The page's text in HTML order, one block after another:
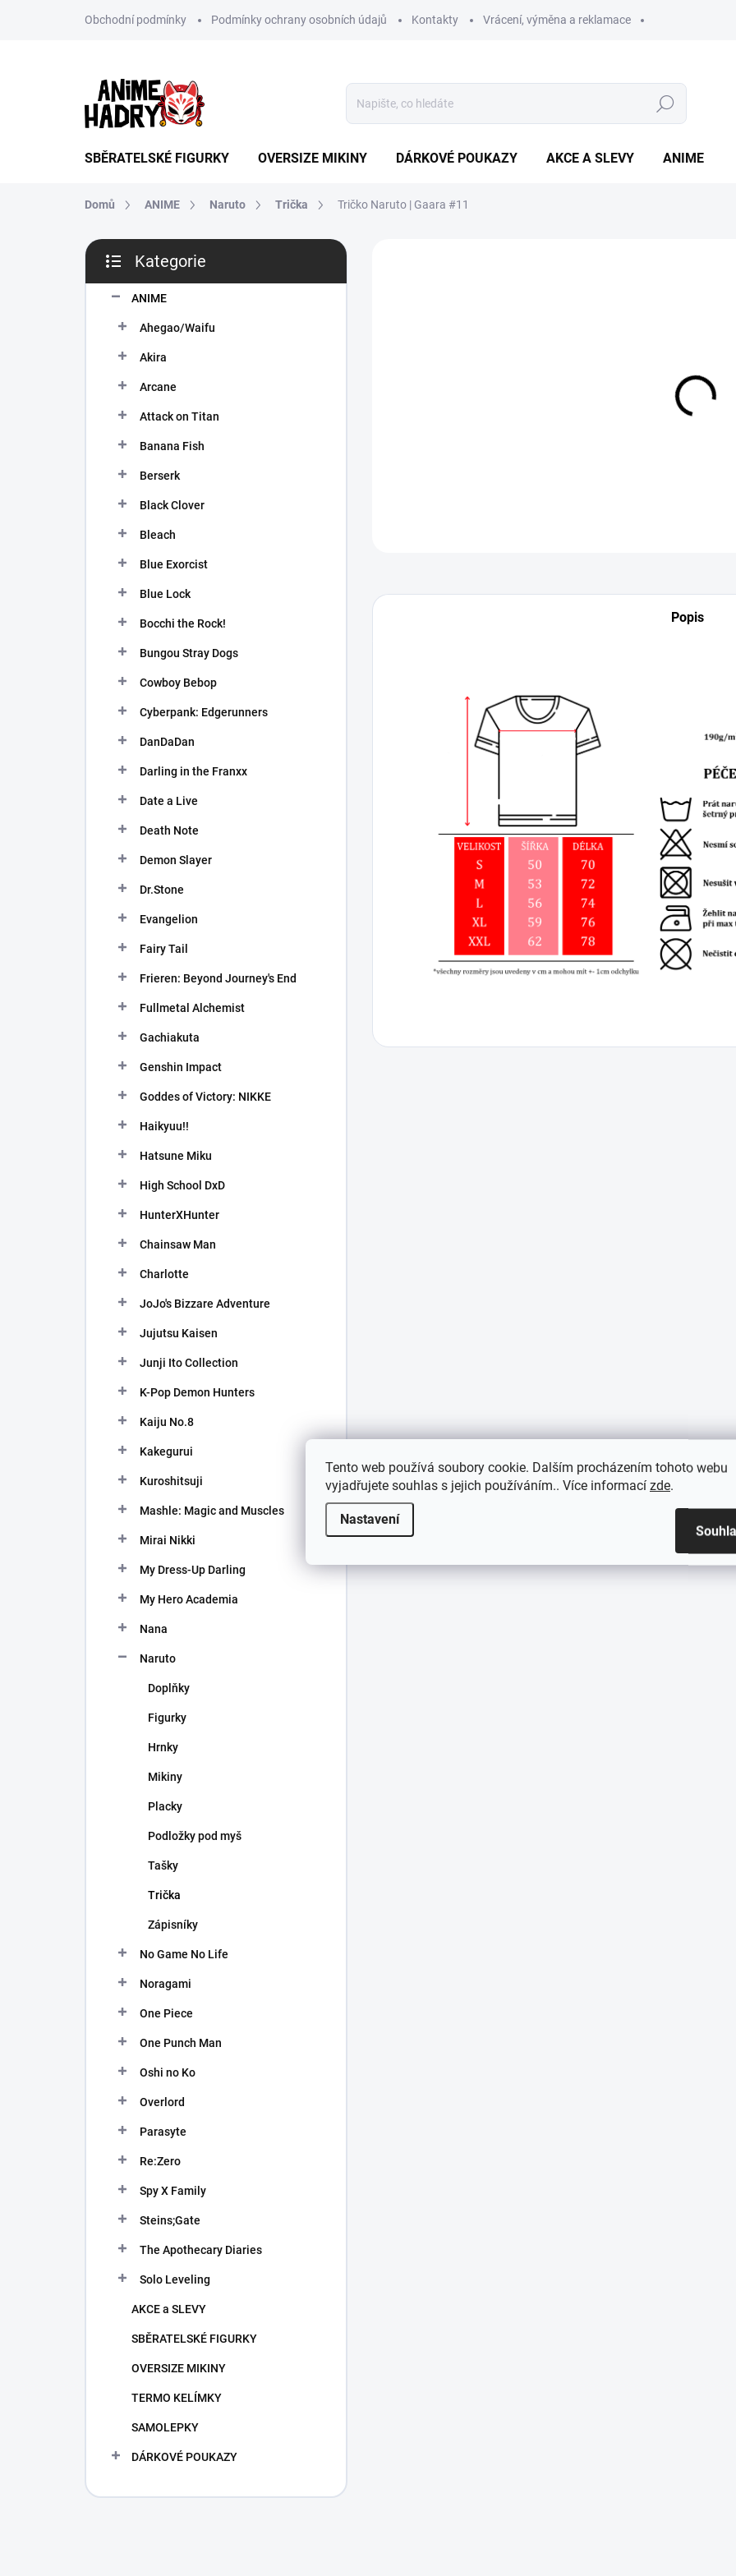
Tento web používá soubory cookie. Dalším procházením tohoto webu
vyjadřujete souhlas s jejich používáním.. Více informací zde.
Nastavení
Obchodní podmínky Podmínky ochrany osobních údajů Kontakty Vrácení, výměna a reklamace
Hledat
SBĚRATELSKÉ FIGURKY OVERSIZE MIKINY DÁRKOVÉ POUKAZY AKCE A SLEVY ANIME
Domů ANIME Naruto Trička Tričko Naruto | Gaara #11
P
s
kategorie
Kategorie
ANIME
Ahegao/Waifu
Akira
Arcane
Attack on Titan
Banana Fish
Berserk
Black Clover
Bleach
Blue Exorcist
Blue Lock
Bocchi the Rock!
Bungou Stray Dogs
Cowboy Bebop
Cyberpank: Edgerunners
DanDaDan
Darling in the Franxx
Date a Live
Death Note
Demon Slayer
Dr.Stone
Evangelion
Fairy Tail
Frieren: Beyond Journey's End
Fullmetal Alchemist
Gachiakuta
Genshin Impact
Goddes of Victory: NIKKE
Haikyuu!!
Hatsune Miku
High School DxD
HunterXHunter
Chainsaw Man
Charlotte
JoJo's Bizzare Adventure
Jujutsu Kaisen
Junji Ito Collection
K-Pop Demon Hunters
Kaiju No.8
Kakegurui
Kuroshitsuji
Mashle: Magic and Muscles
Mirai Nikki
My Dress-Up Darling
My Hero Academia
Nana
Naruto
Doplňky
Figurky
Hrnky
Mikiny
Placky
Podložky pod myš
Tašky
Trička
Zápisníky
No Game No Life
Noragami
One Piece
One Punch Man
Oshi no Ko
Overlord
Parasyte
Re:Zero
Spy X Family
Steins;Gate
The Apothecary Diaries
Solo Leveling
AKCE a SLEVY
SBĚRATELSKÉ FIGURKY
OVERSIZE MIKINY
TERMO KELÍMKY
SAMOLEPKY
DÁRKOVÉ POUKAZY
Popis